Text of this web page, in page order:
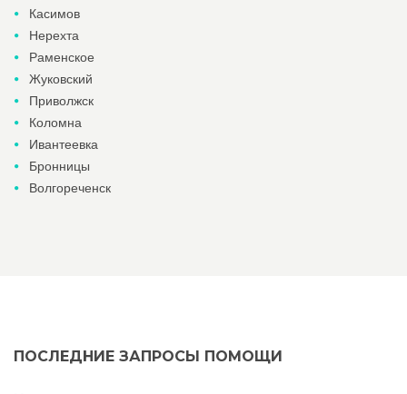
Касимов
Нерехта
Раменское
Жуковский
Приволжск
Коломна
Ивантеевка
Бронницы
Волгореченск
ПОСЛЕДНИЕ ЗАПРОСЫ ПОМОЩИ